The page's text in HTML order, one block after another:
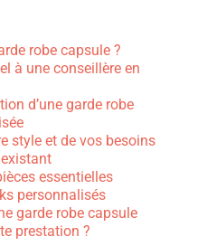
robe capsule ?
à une conseillère en
d’une garde robe
style et de vos besoins
essentielles
personnalisés
garde robe capsule
prestation ?